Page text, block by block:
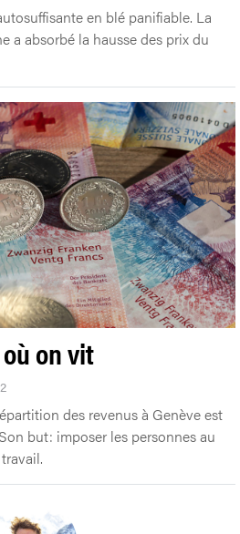
en blé panifiable. La
a absorbé la hausse des prix du
on vit
des revenus à Genève est
but: imposer les personnes au